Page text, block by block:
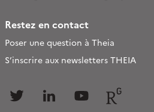
Restez en contact
Poser une question à Theia
S’inscrire aux newsletters THEIA
Follow Follow